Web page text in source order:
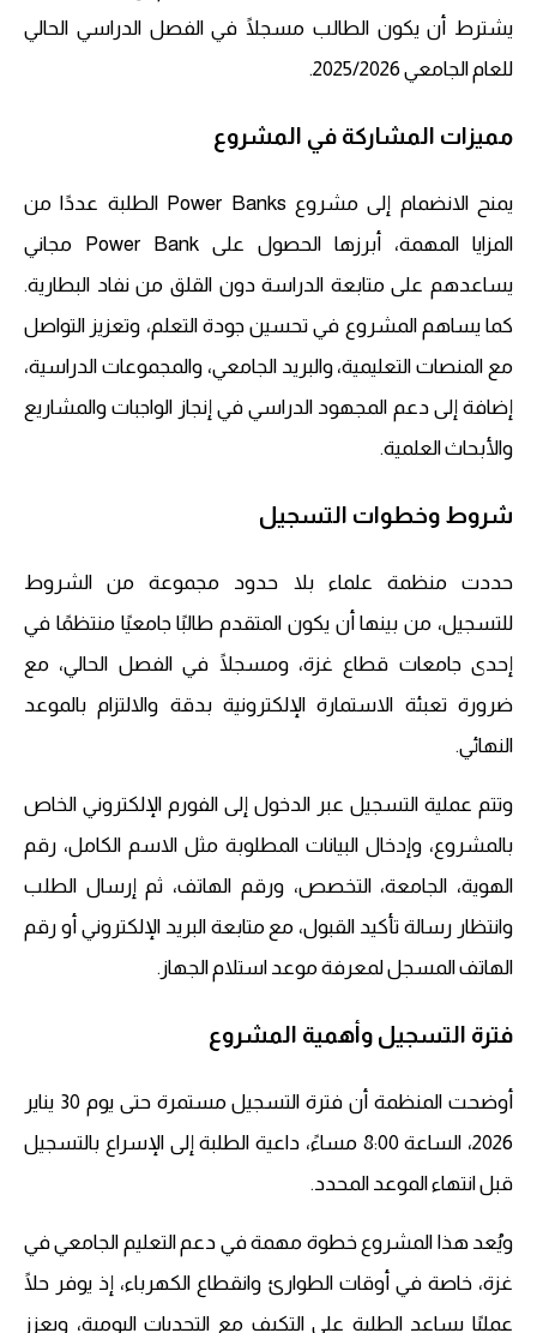
يشترط أن يكون الطالب مسجلًا في الفصل الدراسي الحالي
للعام الجامعي 2025/2026.
مميزات المشاركة في المشروع
يمنح الانضمام إلى مشروع Power Banks الطلبة عددًا من
المزايا المهمة، أبرزها الحصول على Power Bank مجاني
يساعدهم على متابعة الدراسة دون القلق من نفاد البطارية.
كما يساهم المشروع في تحسين جودة التعلم، وتعزيز التواصل
مع المنصات التعليمية، والبريد الجامعي، والمجموعات الدراسية،
إضافة إلى دعم المجهود الدراسي في إنجاز الواجبات والمشاريع
والأبحاث العلمية.
شروط وخطوات التسجيل
حددت منظمة علماء بلا حدود مجموعة من الشروط
للتسجيل، من بينها أن يكون المتقدم طالبًا جامعيًا منتظمًا في
إحدى جامعات قطاع غزة، ومسجلًا في الفصل الحالي، مع
ضرورة تعبئة الاستمارة الإلكترونية بدقة والالتزام بالموعد
النهائي.
وتتم عملية التسجيل عبر الدخول إلى الفورم الإلكتروني الخاص
بالمشروع، وإدخال البيانات المطلوبة مثل الاسم الكامل، رقم
الهوية، الجامعة، التخصص، ورقم الهاتف، ثم إرسال الطلب
وانتظار رسالة تأكيد القبول، مع متابعة البريد الإلكتروني أو رقم
الهاتف المسجل لمعرفة موعد استلام الجهاز.
فترة التسجيل وأهمية المشروع
أوضحت المنظمة أن فترة التسجيل مستمرة حتى يوم 30 يناير
2026، الساعة 8:00 مساءً، داعية الطلبة إلى الإسراع بالتسجيل
قبل انتهاء الموعد المحدد.
ويُعد هذا المشروع خطوة مهمة في دعم التعليم الجامعي في
غزة، خاصة في أوقات الطوارئ وانقطاع الكهرباء، إذ يوفر حلًا
عمليًا يساعد الطلبة على التكيف مع التحديات اليومية، ويعزز